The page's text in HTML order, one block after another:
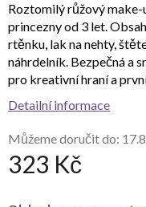
323 Kč
Můžeme doručit do:
Roztomilý růžový make-
princezny od 3 let.
rtěnku, lak na nehty,
náhrdelník. Bezpečná a
pro kreativní hraní a
Detailní informace